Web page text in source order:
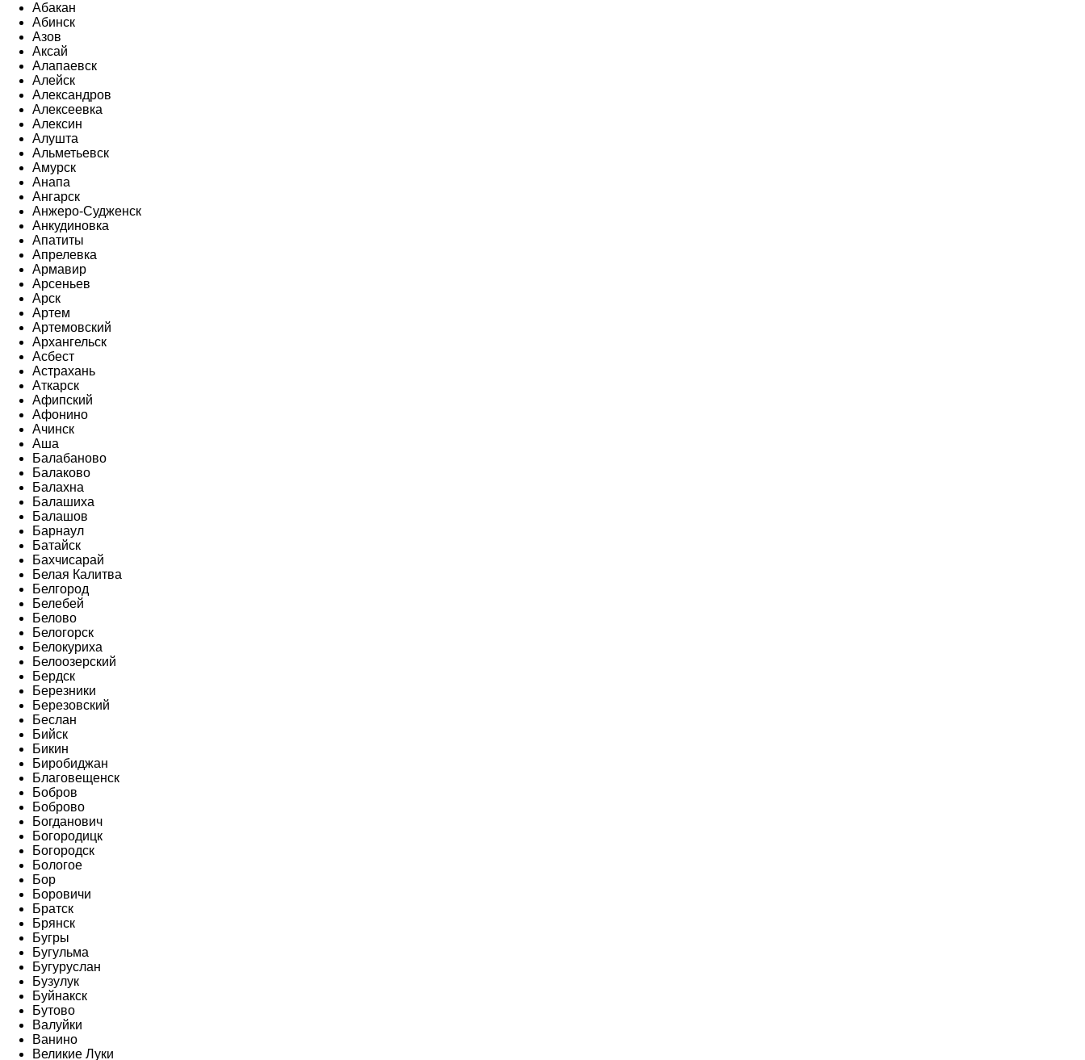
Абакан
Абинск
Азов
Аксай
Алапаевск
Алейск
Александров
Алексеевка
Алексин
Алушта
Альметьевск
Амурск
Анапа
Ангарск
Анжеро-Судженск
Анкудиновка
Апатиты
Апрелевка
Армавир
Арсеньев
Арск
Артем
Артемовский
Архангельск
Асбест
Астрахань
Аткарск
Афипский
Афонино
Ачинск
Аша
Балабаново
Балаково
Балахна
Балашиха
Балашов
Барнаул
Батайск
Бахчисарай
Белая Калитва
Белгород
Белебей
Белово
Белогорск
Белокуриха
Белоозерский
Бердск
Березники
Березовский
Беслан
Бийск
Бикин
Биробиджан
Благовещенск
Бобров
Боброво
Богданович
Богородицк
Богородск
Бологое
Бор
Боровичи
Братск
Брянск
Бугры
Бугульма
Бугуруслан
Бузулук
Буйнакск
Бутово
Валуйки
Ванино
Великие Луки